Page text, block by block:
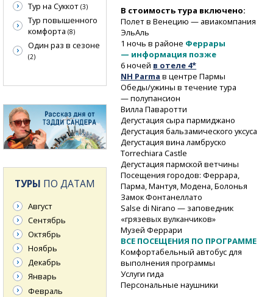
В стоимость тура включено:
Полет в Венецию — авиакомпания
ЭльАль
1 ночь в районе Феррары
— информация позже
6 ночей в отеле 4*
NH Parma в центре Пармы
Обеды/ужины в течение тура
— полупансион
Вилла Паваротти
Дегустация сыра пармиджано
Дегустация бальзамического уксуса
Дегустация вина ламбруско
Torrechiara Castle
Дегустация пармской ветчины
Посещения городов: Феррара,
Парма, Мантуя, Модена, Болонья
Замок Фонтанеллато
Salse di Nirano — заповедник
«грязевых вулканчиков»
Музей Феррари
ВСЕ ПОСЕЩЕНИЯ ПО ПРОГРАММЕ
Комфортабельный автобус для
выполнения программы
Услуги гида
Персональные наушники
Тур на Суккот (3)
Тур повышенного
комфорта (8)
Один раз в сезоне
(2)
ТУРЫ ПО ДАТАМ
Август
Сентябрь
Октябрь
Ноябрь
Декабрь
Январь
Февраль